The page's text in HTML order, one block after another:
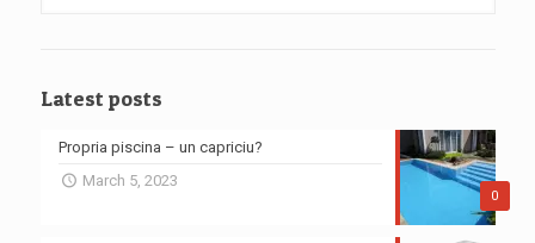
Latest posts
0
Propria piscina – un capriciu?
March 5, 2023